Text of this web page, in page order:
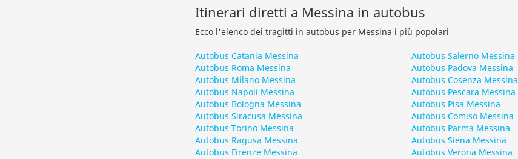
Itinerari diretti a Messina in autobus
Ecco l'elenco dei tragitti in autobus per Messina i più popolari
Autobus Catania Messina
Autobus Roma Messina
Autobus Milano Messina
Autobus Napoli Messina
Autobus Bologna Messina
Autobus Siracusa Messina
Autobus Torino Messina
Autobus Ragusa Messina
Autobus Firenze Messina
Autobus Salerno Messina
Autobus Padova Messina
Autobus Cosenza Messina
Autobus Pescara Messina
Autobus Pisa Messina
Autobus Comiso Messina
Autobus Parma Messina
Autobus Siena Messina
Autobus Verona Messina